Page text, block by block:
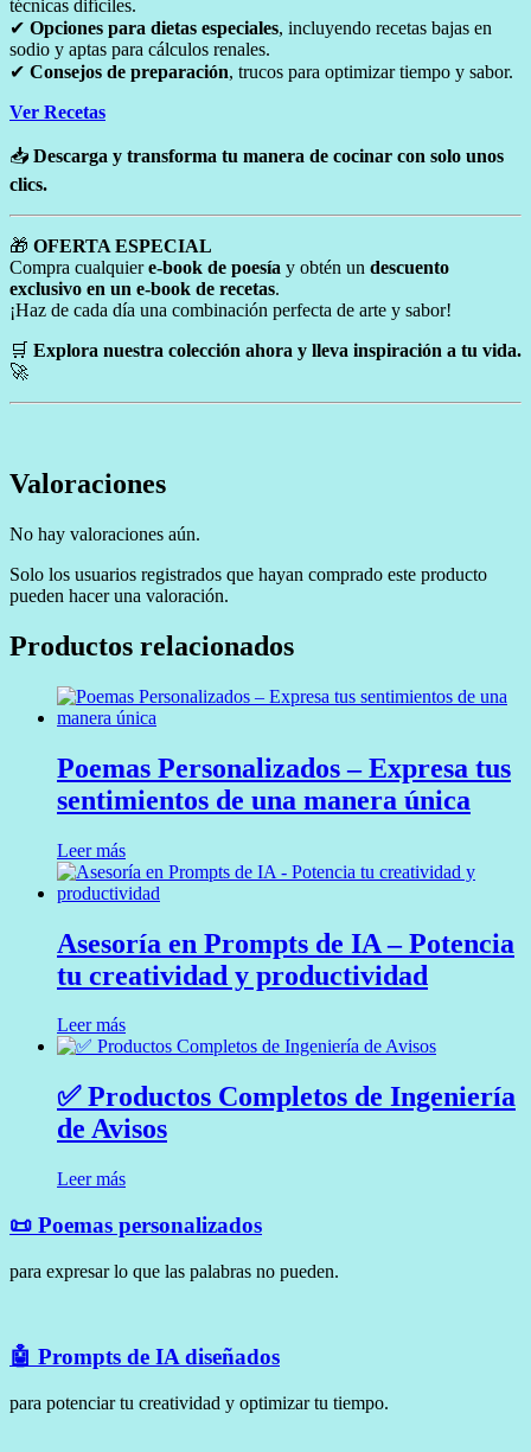
técnicas difíciles.
✔ Opciones para dietas especiales, incluyendo recetas bajas en
sodio y aptas para cálculos renales.
✔ Consejos de preparación, trucos para optimizar tiempo y sabor.
Ver Recetas
📥 Descarga y transforma tu manera de cocinar con solo unos
clics.
🎁 OFERTA ESPECIAL
Compra cualquiere-book de poesía y obtén un descuento
exclusivo en un e-book de recetas.
¡Haz de cada día una combinación perfecta de arte y sabor!
🛒 Explora nuestra colección ahora y lleva inspiración a tu vida.
🚀
Valoraciones
No hay valoraciones aún.
Solo los usuarios registrados que hayan comprado este producto
pueden hacer una valoración.
Productos relacionados
Poemas Personalizados – Expresa tus
sentimientos de una manera única
Leer más
Asesoría en Prompts de IA – Potencia
tu creatividad y productividad
Leer más
✅ Productos Completos de Ingeniería
de Avisos
Leer más
📜 Poemas personalizados
para expresar lo que las palabras no pueden.
🤖 Prompts de IA diseñados
para potenciar tu creatividad y optimizar tu tiempo.